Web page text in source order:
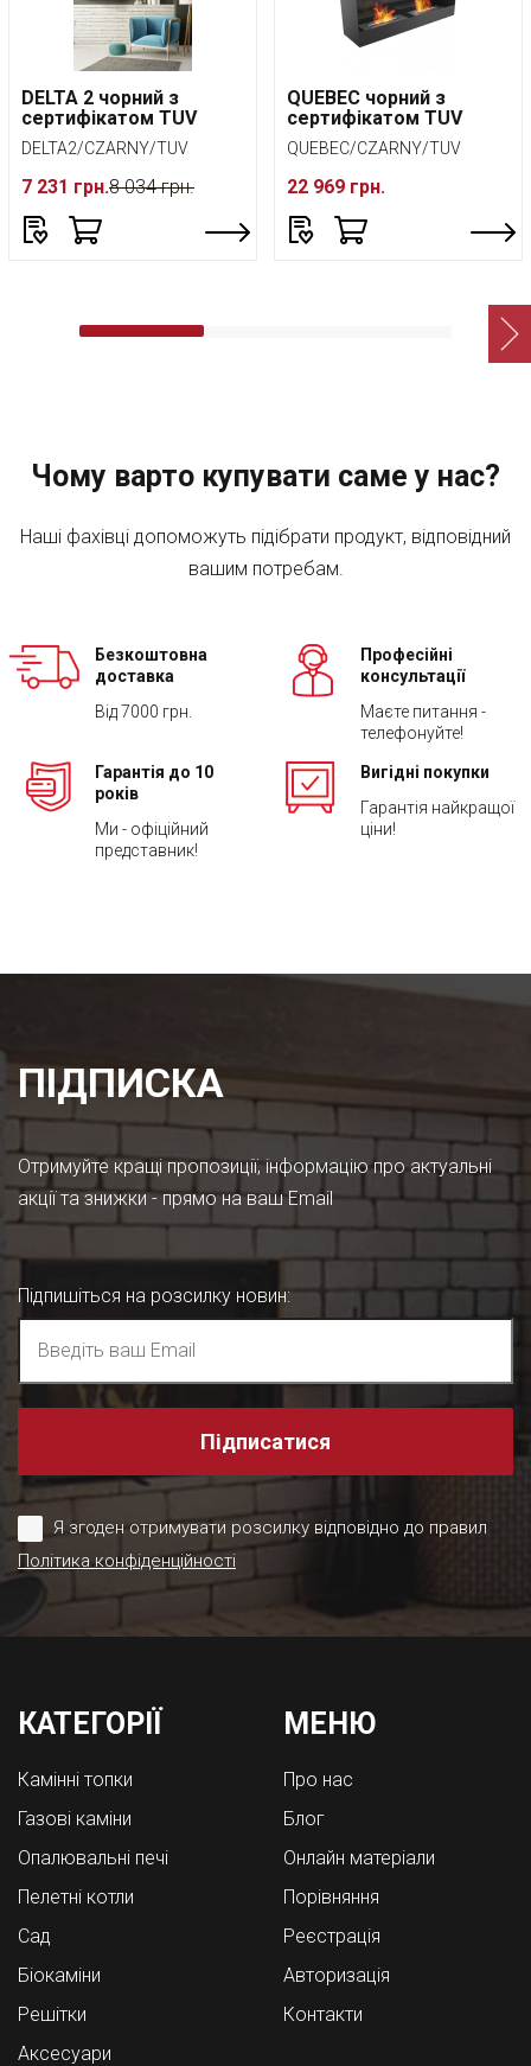
DELTA 2 чорний з
сертифікатом TUV
DELTA2/CZARNY/TUV
7 231 грн.8 034 грн.
QUEBEC чорний з
сертифікатом TUV
QUEBEC/CZARNY/TUV
22 969 грн.
Чому варто купувати саме у нас?
Наші фахівці допоможуть підібрати продукт, відповідний
вашим потребам.
Безкоштовна
доставка
Від 7000 грн.
Професійні
консультації
Маєте питання -
телефонуйте!
Гарантія до 10
років
Ми - офіційний
представник!
Вигідні покупки
Гарантія найкращої
ціни!
ПІДПИСКА
Отримуйте кращі пропозиції, інформацію про актуальні
акції та знижки - прямо на ваш Email
Підпишіться на розсилку новин:
Підписатися
Я згоден отримувати розсилку відповідно до правил
Політика конфіденційності
КАТЕГОРІЇ
Камінні топки
Газові каміни
Опалювальні печі
Пелетні котли
Cад
Біокаміни
Решітки
Аксесуари
МЕНЮ
Про нас
Блог
Онлайн матеріали
Порівняння
Реєстрація
Авторизація
Контакти